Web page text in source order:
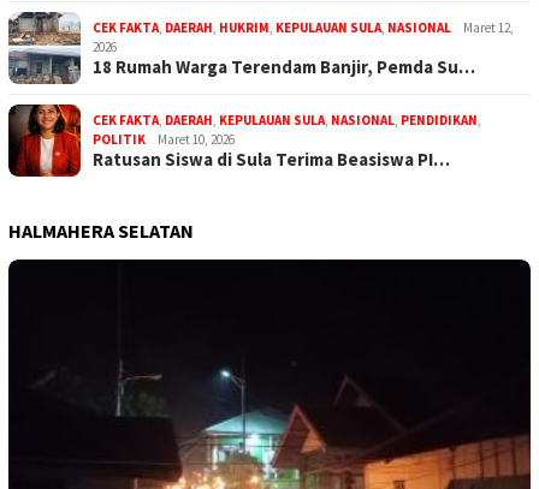
CEK FAKTA, DAERAH, HUKRIM, KEPULAUAN SULA, NASIONAL
Maret 12,
2026
18 Rumah Warga Terendam Banjir, Pemda Su…
CEK FAKTA, DAERAH, KEPULAUAN SULA, NASIONAL, PENDIDIKAN,
POLITIK
Maret 10, 2026
Ratusan Siswa di Sula Terima Beasiswa PI…
HALMAHERA SELATAN